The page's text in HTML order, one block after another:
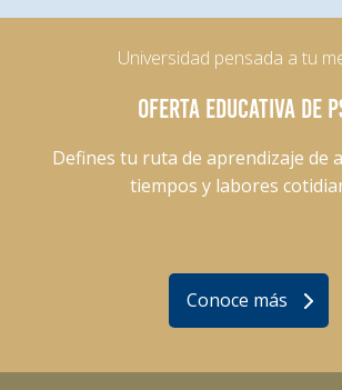
Universidad pensada a tu
OFERTA EDUCATIVA DE
Defines tu ruta de aprendizaje de
tiempos y labores
Conoce más